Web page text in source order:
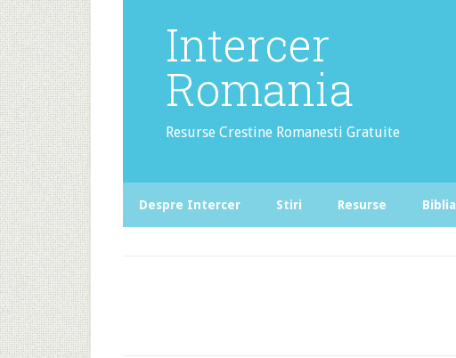
noticed!
Intercer
Romania
Resurse Crestine Romanesti Gratuite
Despre Intercer Stiri Resurse Biblia